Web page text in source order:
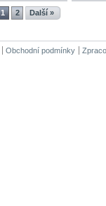
1 2 Další »
Obchodní podmínky